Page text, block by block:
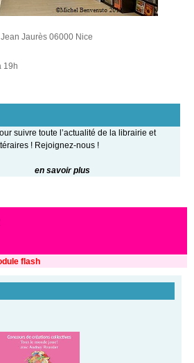
Jaurès 06000 Nice
19h
suivre toute l’actualité de la librairie et
! Rejoignez-nous !
plus
flash